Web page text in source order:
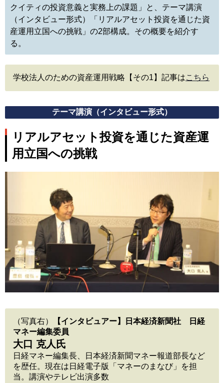
クイティの投資意義と実務上の課題」と、テーマ講演
（インタビュー形式）「リアルアセット投資を通じた資
産運用立国への挑戦」の2部構成。その概要を紹介す
る。
学校法人のための資産運用戦略【その1】記事はこちら
テーマ講演（インタビュー形式）
リアルアセット投資を通じた資産運
用立国への挑戦
（写真右）
【インタビュアー】日本経済新聞社 日経
マネー編集委員
大口 克人氏
日経マネー編集長、日本経済新聞マネー報道部長など
を歴任。現在は日経電子版「マネーのまなび」を担
当。講演やテレビ出演多数